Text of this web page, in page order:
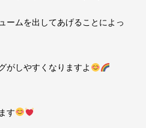
ームを出してあげることによっ
がしやすくなりますよ
す